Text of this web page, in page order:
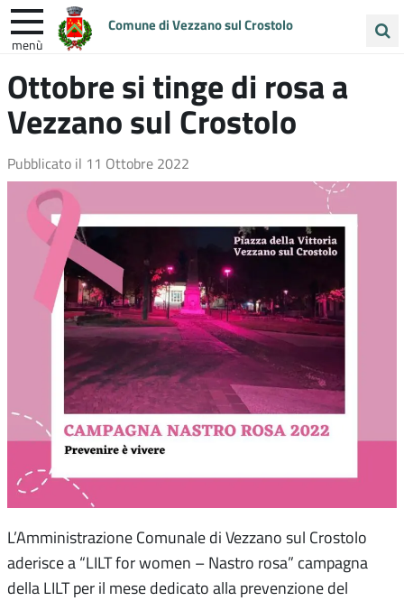
Comune di Vezzano sul Crostolo
menù
nel
sito
ENTRA IN COMUNE VIVI VEZZANO
UNIONE COLLINE MATILDICHE
Ottobre si tinge di rosa a
Vezzano sul Crostolo
Pubblicato il 11 Ottobre 2022
L’Amministrazione Comunale di Vezzano sul Crostolo
aderisce a “LILT for women – Nastro rosa” campagna
della LILT per il mese dedicato alla prevenzione del